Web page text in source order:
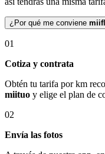
¿Por qué me conviene
01
Cotiza y contrata
Obtén tu tarifa por km
miituo y elige el plan de
02
Envía las fotos